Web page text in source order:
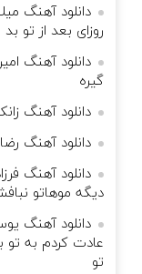
دانلود آهنگ
روزای ﺑﻌﺪ از ﺗﻮ
دانلود آهنگ
گیره
دانلود آهنگ
دانلود آهنگ
دانلود آهنگ
دیگه موهاتو
دانلود آهنگ
عادت کردم به تو
تو